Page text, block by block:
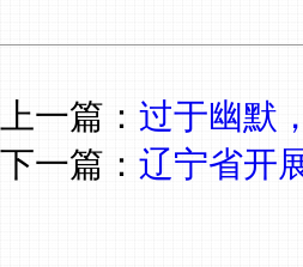
上一篇： 过于幽默
下一篇： 辽宁省开